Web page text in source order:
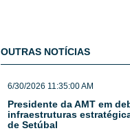
OUTRAS NOTÍCIAS
6/30/2026 11:35:00 AM
Presidente da AMT em
infraestruturas
de Setúbal